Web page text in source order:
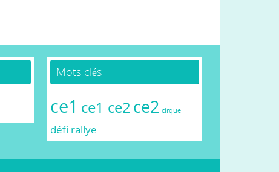
Mots clés
ce1 ce1 ce2ce2 cirque
défi rallye